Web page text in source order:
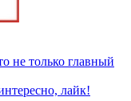
не только главный
лайк!